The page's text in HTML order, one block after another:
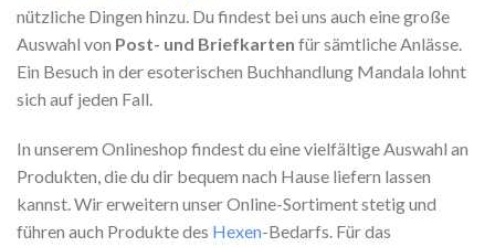
nützliche Dingen hinzu. Du findest bei uns auch eine große
Auswahl von Post- und Briefkarten für sämtliche Anlässe.
Ein Besuch in der esoterischen Buchhandlung Mandala lohnt
sich auf jeden Fall.
In unserem Onlineshop findest du eine vielfältige Auswahl an
Produkten, die du dir bequem nach Hause liefern lassen
kannst. Wir erweitern unser Online-Sortiment stetig und
führen auch Produkte des Hexen-Bedarfs. Für das